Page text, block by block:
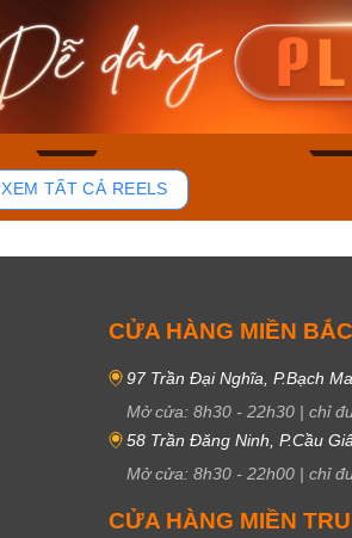
37
Casio Nam MTS-
RS100L-1AVDF
4.276.000₫
3.634.600₫
Casio
230EL-
Mua
XEM TẤT CẢ REELS
CỬA HÀNG MIỀN BẮC
97 Trần Đại Nghĩa, P.Bạch
Mở cửa: 8h30 - 22h30 | chỉ
58 Trần Đăng Ninh, P.Cầu
Mở cửa: 8h30 - 22h00 | chỉ
CỬA HÀNG MIỀN